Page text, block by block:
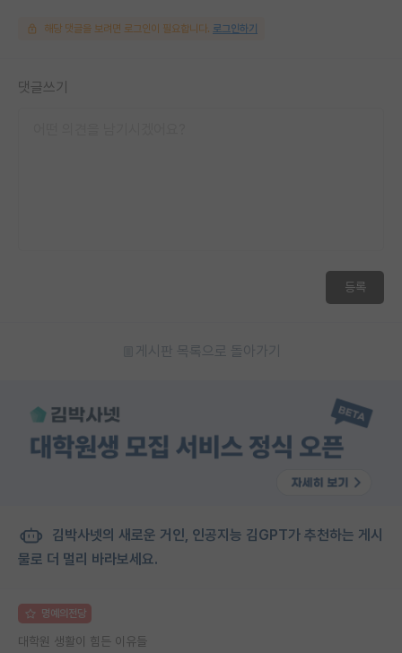
해당 댓글을 보려면 로그인이 필요합니다. 로그인하기
댓글쓰기
등록
게시판 목록으로 돌아가기
김박사넷의 새로운 거인, 인공지능 김GPT가 추천하는 게시
물로 더 멀리 바라보세요.
명예의전당
대학원 생활이 힘든 이유들